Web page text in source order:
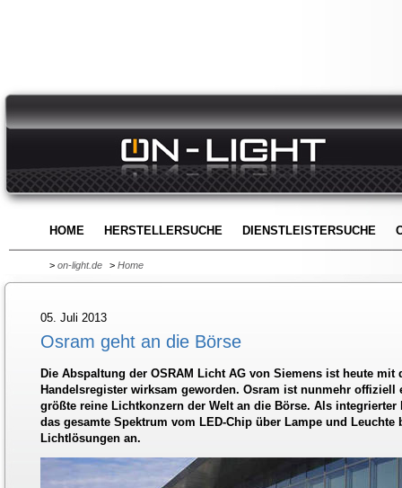
HOME HERSTELLERSUCHE DIENSTLEISTERSUCHE
> on-light.de > Home
05. Juli 2013
Osram geht an die Börse
Die Abspaltung der OSRAM Licht AG von Siemens ist heute
Handelsregister wirksam geworden. Osram ist nunmehr offiziell
größte reine Lichtkonzern der Welt an die Börse. Als integrierter
das gesamte Spektrum vom LED-Chip über Lampe und
Lichtlösungen an.